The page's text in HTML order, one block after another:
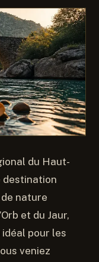
du Haut-
destination
nature
et du Jaur,
pour les
veniez